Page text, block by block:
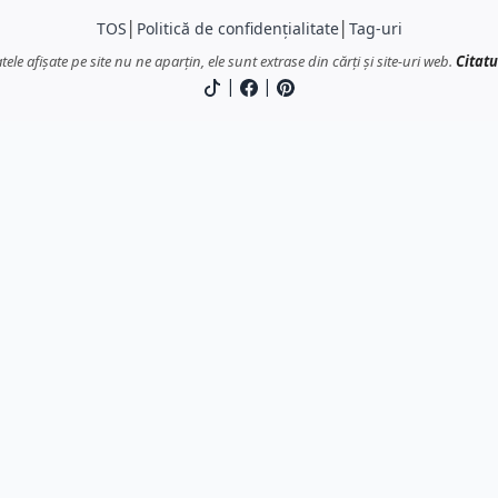
TOS Politică de confidențialitate│ Tag-uri
afișate pe site nu ne aparțin, ele sunt extrase din cărți și site-uri web.
| |